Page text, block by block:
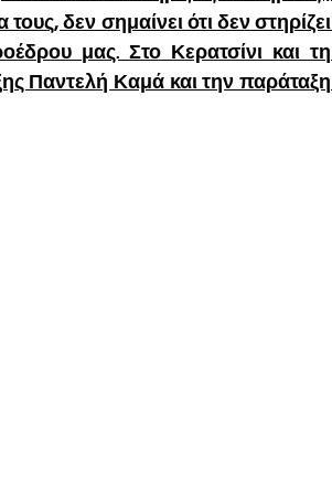
τους, δεν σημαίνει ότι δεν στηρίζει
μας. Στο Κερατσίνι και τη
Παντελή Καμά και την παράταξη